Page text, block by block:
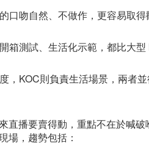
吻自然、不做作，更容易取得
測試、生活化示範，都比大型
KOC則負責生活場景，兩者並
直播要賣得動，重點不在於喊
場，趨勢包括：